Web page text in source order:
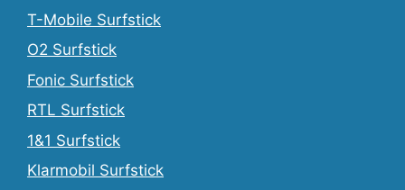
T-Mobile Surfstick
O2 Surfstick
Fonic Surfstick
RTL Surfstick
1&1 Surfstick
Klarmobil Surfstick